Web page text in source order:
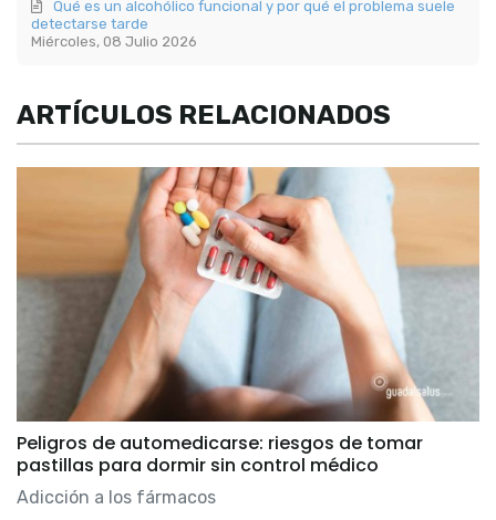
Miércoles, 08 Julio 2026
Qué es un alcohólico funcional y por qué el problema suele
detectarse tarde
ARTÍCULOS RELACIONADOS
Peligros de automedicarse: riesgos de tomar
pastillas para dormir sin control médico
Adicción a los fármacos